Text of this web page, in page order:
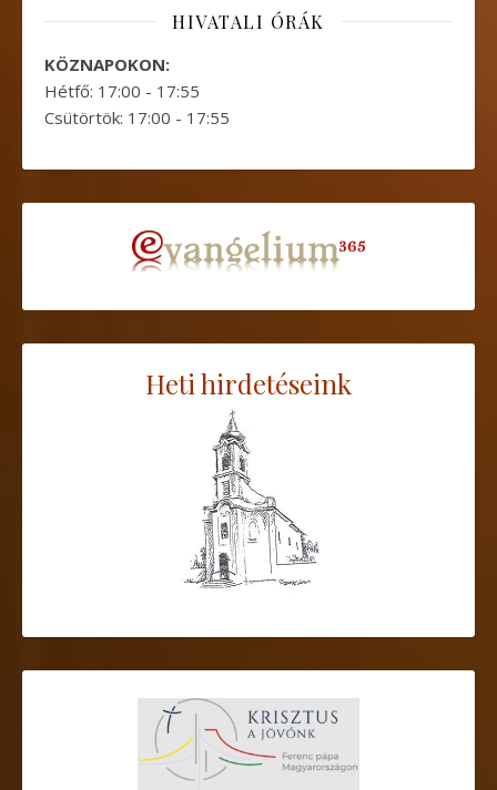
HIVATALI ÓRÁK
KÖZNAPOKON:
Hétfő: 17:00 - 17:55
Csütörtök: 17:00 - 17:55
Heti hirdetéseink